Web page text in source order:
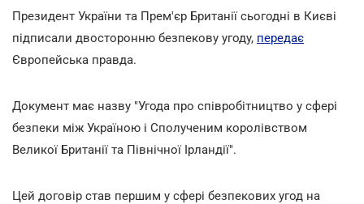
Президент України та Прем'єр Британії сьогодні в Києві
підписали двосторонню безпекову угоду, передає
Європейська правда.
Документ має назву "Угода про співробітництво у сфері
безпеки між Україною і Сполученим королівством
Великої Британії та Північної Ірландії".
Цей договір став першим у сфері безпекових угод на